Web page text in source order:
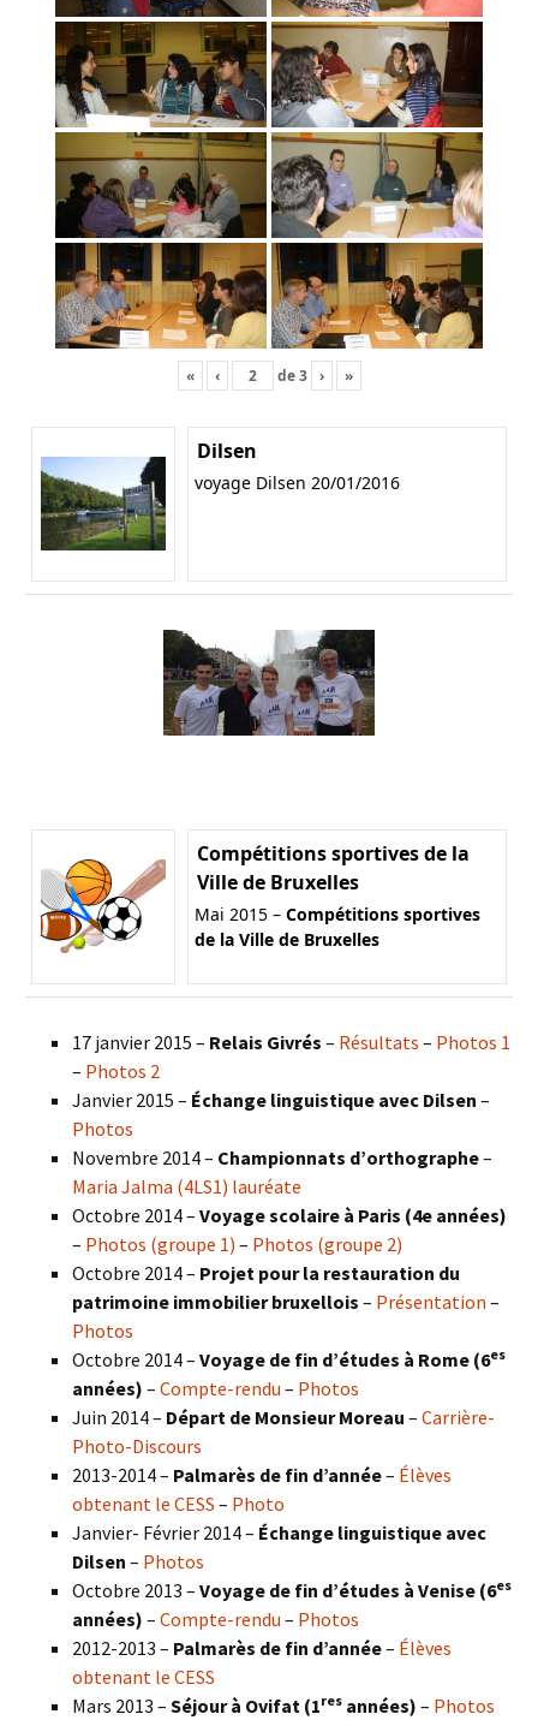
« ‹ de3 › »
Dilsen
voyage Dilsen 20/01/2016
Compétitions sportives de la
Ville de Bruxelles
Mai 2015 – Compétitions sportives
de la Ville de Bruxelles
17 janvier 2015 – Relais Givrés – Résultats – Photos 1
– Photos 2
Janvier 2015 – Échange linguistique avec Dilsen –
Photos
Novembre 2014 – Championnats d’orthographe–
Maria Jalma (4LS1) lauréate
Octobre 2014 – Voyage scolaire à Paris (4e années)
– Photos (groupe 1) – Photos (groupe 2)
Octobre 2014 – Projet pour la restauration du
patrimoine immobilier bruxellois – Présentation –
Photos
Octobre 2014 – Voyage de fin d’études à Rome (6es
années) – Compte-rendu – Photos
Juin 2014 – Départ de Monsieur Moreau – Carrière-
Photo-Discours
2013-2014 – Palmarès de fin d’année– Élèves
obtenant le CESS – Photo
Janvier- Février 2014 – Échange linguistique avec
Dilsen – Photos
Octobre 2013 – Voyage de fin d’études à Venise (6es
années) – Compte-rendu – Photos
2012-2013 – Palmarès de fin d’année– Élèves
obtenant le CESS
Mars 2013 – Séjour à Ovifat (1res années) – Photos